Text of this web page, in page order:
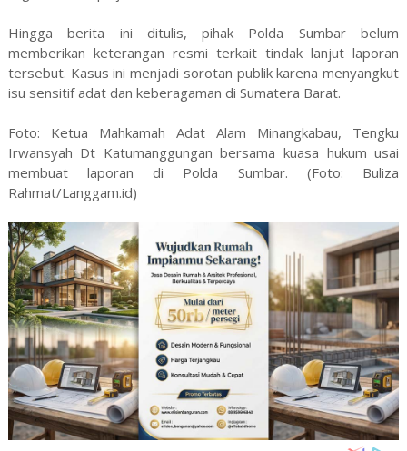
Hingga berita ini ditulis, pihak Polda Sumbar belum
memberikan keterangan resmi terkait tindak lanjut laporan
tersebut. Kasus ini menjadi sorotan publik karena menyangkut
isu sensitif adat dan keberagaman di Sumatera Barat.
Foto: Ketua Mahkamah Adat Alam Minangkabau, Tengku
Irwansyah Dt Katumanggungan bersama kuasa hukum usai
membuat laporan di Polda Sumbar. (Foto: Buliza
Rahmat/Langgam.id)